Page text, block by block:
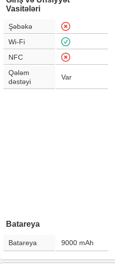
Vasitələri
Şəbəkə
Wi-Fi
NFC
Qələm
dəstəyi
Var
Batareya
Batareya 9000 mAh